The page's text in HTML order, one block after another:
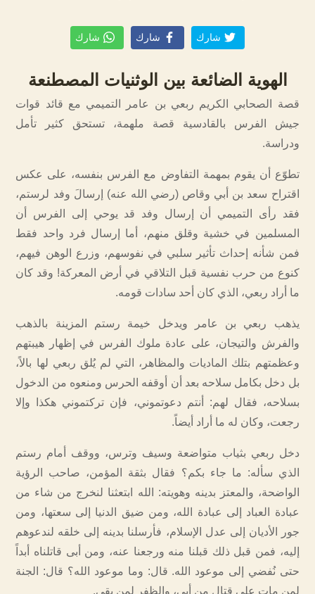
شارك شارك شارك
الهوية الضائعة بين الوثنيات المصطنعة
قصة الصحابي الكريم ربعي بن عامر التميمي مع قائد قوات
جيش الفرس بالقادسية قصة ملهمة، تستحق كثير تأمل
ودراسة.
تطوّع أن يقوم بمهمة التفاوض مع الفرس بنفسه، على عكس
اقتراح سعد بن أبي وقاص (رضي الله عنه) إرسالَ وفد لرستم،
فقد رأى التميمي أن إرسال وفد قد يوحي إلى الفرس أن
المسلمين في خشية وقلق منهم، أما إرسال فرد واحد فقط
فمن شأنه إحداث تأثير سلبي في نفوسهم، وزرع الوهن فيهم،
كنوع من حرب نفسية قبل التلاقي في أرض المعركة! وقد كان
ما أراد ربعي، الذي كان أحد سادات قومه.
يذهب ربعي بن عامر ويدخل خيمة رستم المزينة بالذهب
والفرش والتيجان، على عادة ملوك الفرس في إظهار هيبتهم
وعظمتهم بتلك الماديات والمظاهر، التي لم يُلق ربعي لها بالاً،
بل دخل بكامل سلاحه بعد أن أوقفه الحرس ومنعوه من الدخول
بسلاحه، فقال لهم: أنتم دعوتموني، فإن تركتموني هكذا وإلا
رجعت، وكان له ما أراد أيضاً.
دخل ربعي بثياب متواضعة وسيف وترس، ووقف أمام رستم
الذي سأله: ما جاء بكم؟ فقال بثقة المؤمن، صاحب الرؤية
الواضحة، والمعتز بدينه وهويته: الله ابتعثنا لنخرج من شاء من
عبادة العباد إلى عبادة الله، ومن ضيق الدنيا إلى سعتها، ومن
جور الأديان إلى عدل الإسلام، فأرسلنا بدينه إلى خلقه لندعوهم
إليه، فمن قبل ذلك قبلنا منه ورجعنا عنه، ومن أبى قاتلناه أبداً
حتى نُفضي إلى موعود الله. قال: وما موعود الله؟ قال: الجنة
لمن مات على قتال من أبى، والظفر لمن بقي.